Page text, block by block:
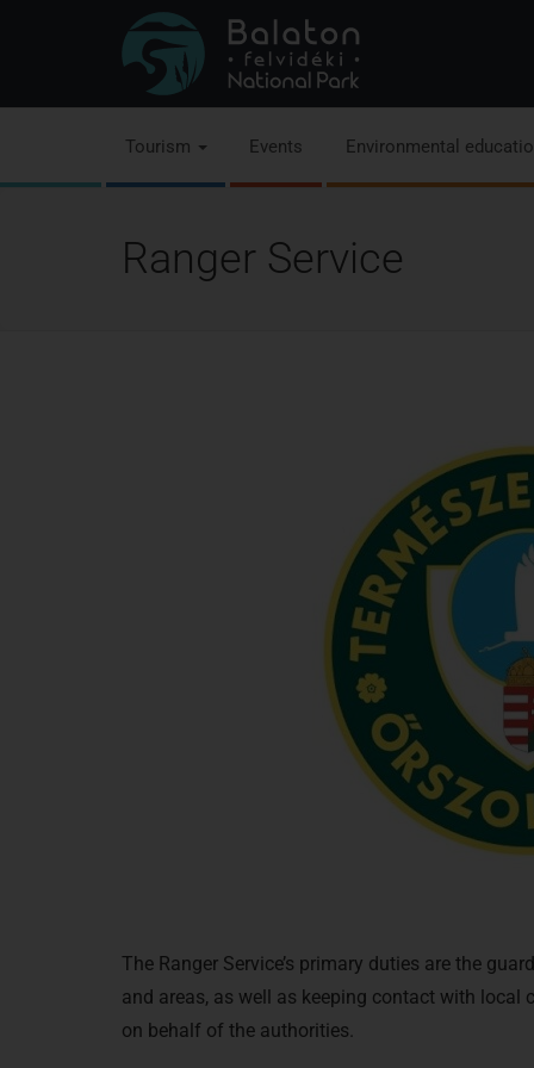
Tourism Events Environmental
Ranger Service
The Ranger Service’s primary duties are the
and areas, as well as keeping contact with local
on behalf of the authorities.